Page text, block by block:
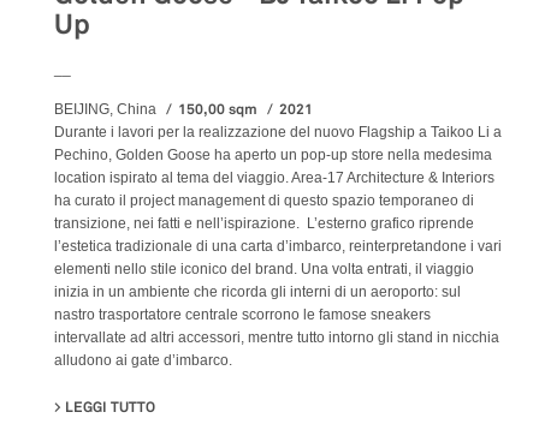
Up
BEIJING, China 150,00 sqm 2021
Durante i lavori per la realizzazione del nuovo Flagship a Taikoo Li a
Pechino, Golden Goose ha aperto un pop-up store nella medesima
location ispirato al tema del viaggio. Area-17 Architecture & Interiors
ha curato il project management di questo spazio temporaneo di
transizione, nei fatti e nell’ispirazione. L’esterno grafico riprende
l’estetica tradizionale di una carta d’imbarco, reinterpretandone i vari
elementi nello stile iconico del brand. Una volta entrati, il viaggio
inizia in un ambiente che ricorda gli interni di un aeroporto: sul
nastro trasportatore centrale scorrono le famose sneakers
intervallate ad altri accessori, mentre tutto intorno gli stand in nicchia
alludono ai gate d’imbarco.
LEGGI TUTTO